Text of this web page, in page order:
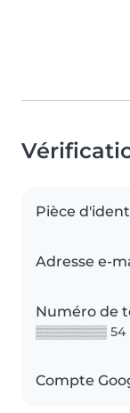
Pièce
Adresse e-
Numéro de
▒▒▒▒▒▒▒▒ 54
Compte